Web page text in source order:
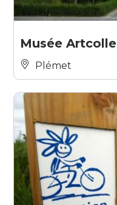
Musée Artcolle
Plémet